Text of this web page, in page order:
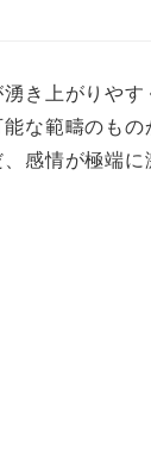
き上がりや
な範疇のも
感情が極端に